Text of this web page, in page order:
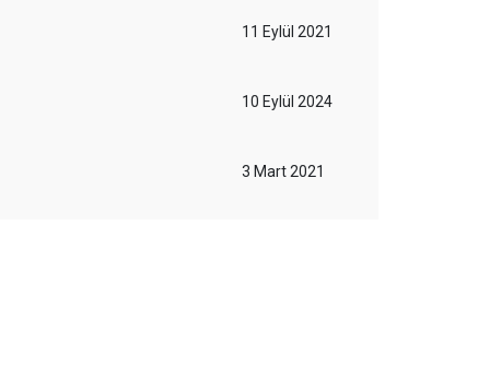
11 Eylül 2021
10 Eylül 2024
3 Mart 2021